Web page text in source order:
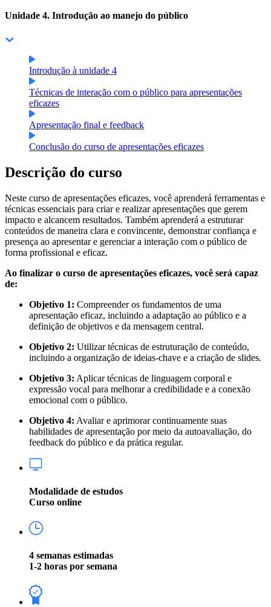
Unidade 4. Introdução ao manejo do público
Introdução à unidade 4
Técnicas de interação com o público para apresentações
eficazes
Apresentação final e feedback
Conclusão do curso de apresentações eficazes
Descrição do curso
Neste curso de apresentações eficazes, você aprenderá ferramentas e
técnicas essenciais para criar e realizar apresentações que gerem
impacto e alcancem resultados. Também aprenderá a estruturar
conteúdos de maneira clara e convincente, demonstrar confiança e
presença ao apresentar e gerenciar a interação com o público de
forma profissional e eficaz.
Ao finalizar o curso de apresentações eficazes, você será capaz
de:
Objetivo 1: Compreender os fundamentos de uma
apresentação eficaz, incluindo a adaptação ao público e a
definição de objetivos e da mensagem central.
Objetivo 2: Utilizar técnicas de estruturação de conteúdo,
incluindo a organização de ideias-chave e a criação de slides.
Objetivo 3: Aplicar técnicas de linguagem corporal e
expressão vocal para melhorar a credibilidade e a conexão
emocional com o público.
Objetivo 4: Avaliar e aprimorar continuamente suas
habilidades de apresentação por meio da autoavaliação, do
feedback do público e da prática regular.
Modalidade de estudos
Curso online
4 semanas estimadas
1-2 horas por semana